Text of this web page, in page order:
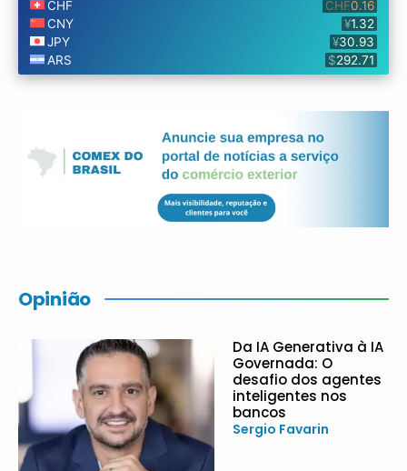
Opinião
Da IA Generativa à IA
Governada: O
desafio dos agentes
inteligentes nos
bancos
Sergio Favarin